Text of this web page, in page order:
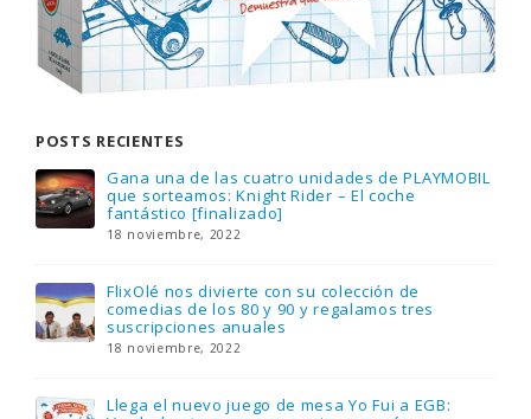
POSTS RECIENTES
¿Sabías que…? Diez curiosidades que igual no
sabes de cuando íbamos a EGB
8 febrero, 2023
o consecuencia?’ respondiendo correctamente
estas 5 preguntas
15 diciembre, 2022
recordamos cosas que se pusieron de moda en